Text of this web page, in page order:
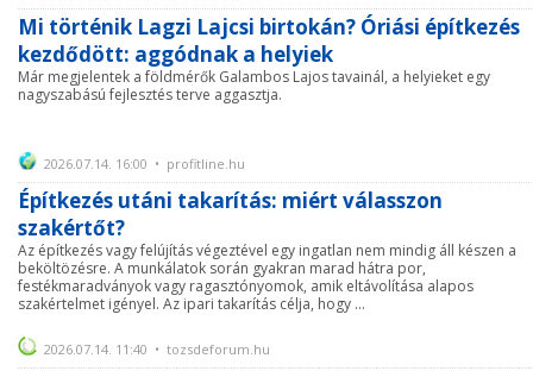
Mi történik Lagzi Lajcsi birtokán? Óriási építkezés
kezdődött: aggódnak a helyiek
Már megjelentek a földmérők Galambos Lajos tavainál, a helyieket egy
nagyszabású fejlesztés terve aggasztja.
2026.07.14. 16:00 • profitline.hu
Építkezés utáni takarítás: miért válasszon
szakértőt?
Az építkezés vagy felújítás végeztével egy ingatlan nem mindig áll készen a
beköltözésre. A munkálatok során gyakran marad hátra por,
festékmaradványok vagy ragasztónyomok, amik eltávolítása alapos
szakértelmet igényel. Az ipari takarítás célja, hogy ...
2026.07.14. 11:40 • tozsdeforum.hu